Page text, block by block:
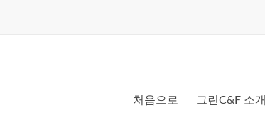
처음으로 그린C&F 소개